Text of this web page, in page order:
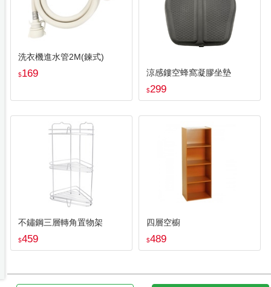
洗衣機進水管2M(鍊式)
$169 涼感鏤空蜂窩凝膠坐墊
$299
不鏽鋼三層轉角置物架
$459
四層空櫥
$489